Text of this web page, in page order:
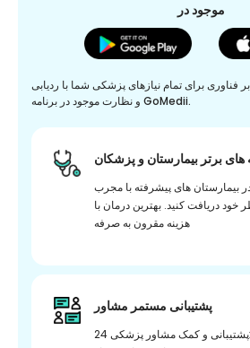
موجود در
فناوری برای تمام نیازهای پزشکی شما با ردیابی
و نظارت موجود در برنامه GoMedii.
برتر بیمارستان و پزشکان
بیمارستان های پیشرفته با مجرب
خود دریافت کنید. بهترین درمان با
هزینه مقرون به صرفه
پشتیبانی مستمر مشاور
پشتیبانی و کمک مشاور پزشکی 24x7 در طول سفر